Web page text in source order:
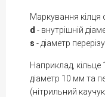
Маркування кілця
d - внутрішній
s - діаметр
Наприклад,
діаметр 10 мм та
(нітрильний